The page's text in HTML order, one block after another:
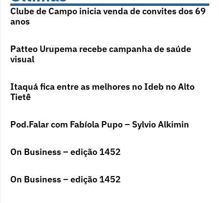
Clube de Campo inicia venda de convites dos 69
anos
Patteo Urupema recebe campanha de saúde
visual
Itaquá fica entre as melhores no Ideb no Alto
Tietê
Pod.Falar com Fabíola Pupo – Sylvio Alkimin
On Business – edição 1452
On Business – edição 1452